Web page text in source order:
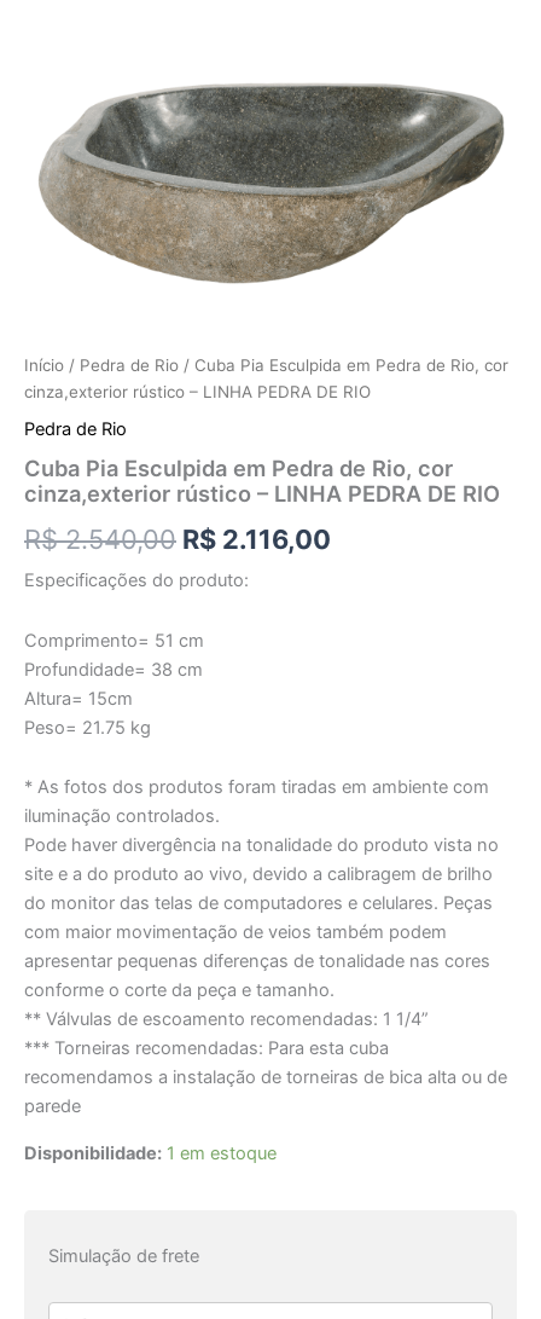
Início / Pedra de Rio / Cuba Pia Esculpida em Pedra de Rio, cor
cinza,exterior rústico – LINHA PEDRA DE RIO
Pedra de Rio
Cuba Pia Esculpida em Pedra de Rio, cor
cinza,exterior rústico – LINHA PEDRA DE RIO
R$2.540,00 R$ 2.116,00
Especificações do produto:
Comprimento= 51 cm
Profundidade= 38 cm
Altura= 15cm
Peso= 21.75 kg
* As fotos dos produtos foram tiradas em ambiente com
iluminação controlados.
Pode haver divergência na tonalidade do produto vista no
site e a do produto ao vivo, devido a calibragem de brilho
do monitor das telas de computadores e celulares. Peças
com maior movimentação de veios também podem
apresentar pequenas diferenças de tonalidade nas cores
conforme o corte da peça e tamanho.
** Válvulas de escoamento recomendadas: 1 1/4”
*** Torneiras recomendadas: Para esta cuba
recomendamos a instalação de torneiras de bica alta ou de
parede
Disponibilidade: 1 em estoque
Simulação de frete